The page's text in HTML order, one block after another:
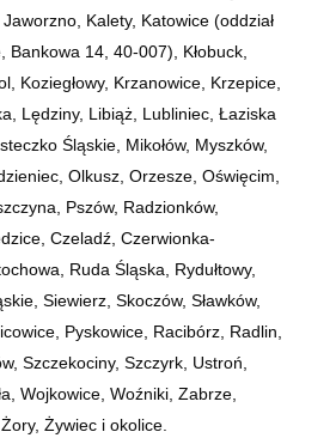
Kalety, Katowice (oddział
Bankowa 14, 40-007) , Kłobuck,
Koziegłowy, Krzanowice, Krzepice,
Lędziny, Libiąż, Lubliniec, Łaziska
Śląskie, Mikołów, Myszków,
Olkusz, Orzesze, Oświęcim,
Pszów, Radzionków,
Czeladź, Czerwionka-
Ruda Śląska, Rydułtowy,
Siewierz, Skoczów, Sławków,
Pyskowice, Racibórz, Radlin,
Szczekociny, Szczyrk, Ustroń,
Wojkowice, Woźniki, Zabrze,
Żywiec i okolice.